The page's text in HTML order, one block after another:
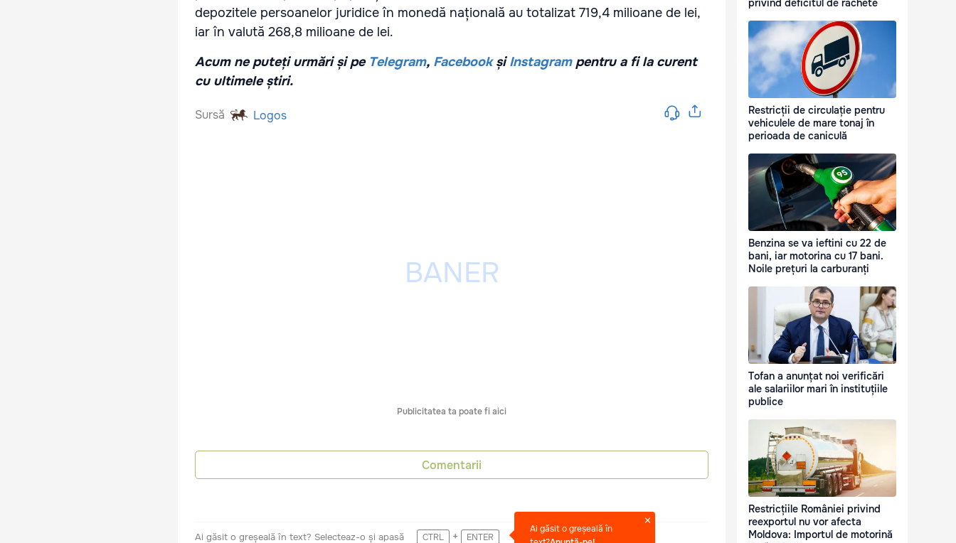
depozitele persoanelor juridice în monedă națională au totalizat 719,4 milioane de lei,
iar în valută 268,8 milioane de lei.
Acum ne puteți urmări și pe Telegram, Facebook șiInstagrampentru a fi la curent
cu ultimele știri.
Sursă Logos
Publicitatea ta poate fi aici
Comentarii
Ai găsit o greșeală în text? Selecteaz-o și apasă CTRL + ENTER
Ai găsit o greșeală în
privind deficitul de rachete
Restricții de circulație pentru
vehiculele de mare tonaj în
perioada de caniculă
Benzina se va ieftini cu 22 de
bani, iar motorina cu 17 bani.
Noile prețuri la carburanți
Tofan a anunțat noi verificări
ale salariilor mari în instituțiile
publice
Restricțiile României privind
reexportul nu vor afecta
Moldova: Importul de motorină